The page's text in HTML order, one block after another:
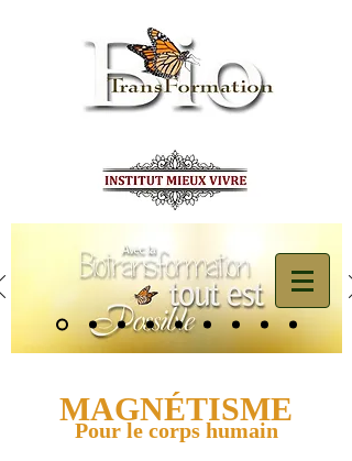
MAGNÉTISME
Pour le corps humain